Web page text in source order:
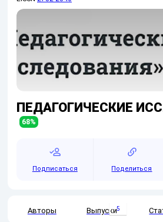
ПЕДАГОГИЧЕСКИЕ
68%
Подписаться Поделиться
Авторы 5
Выпуски